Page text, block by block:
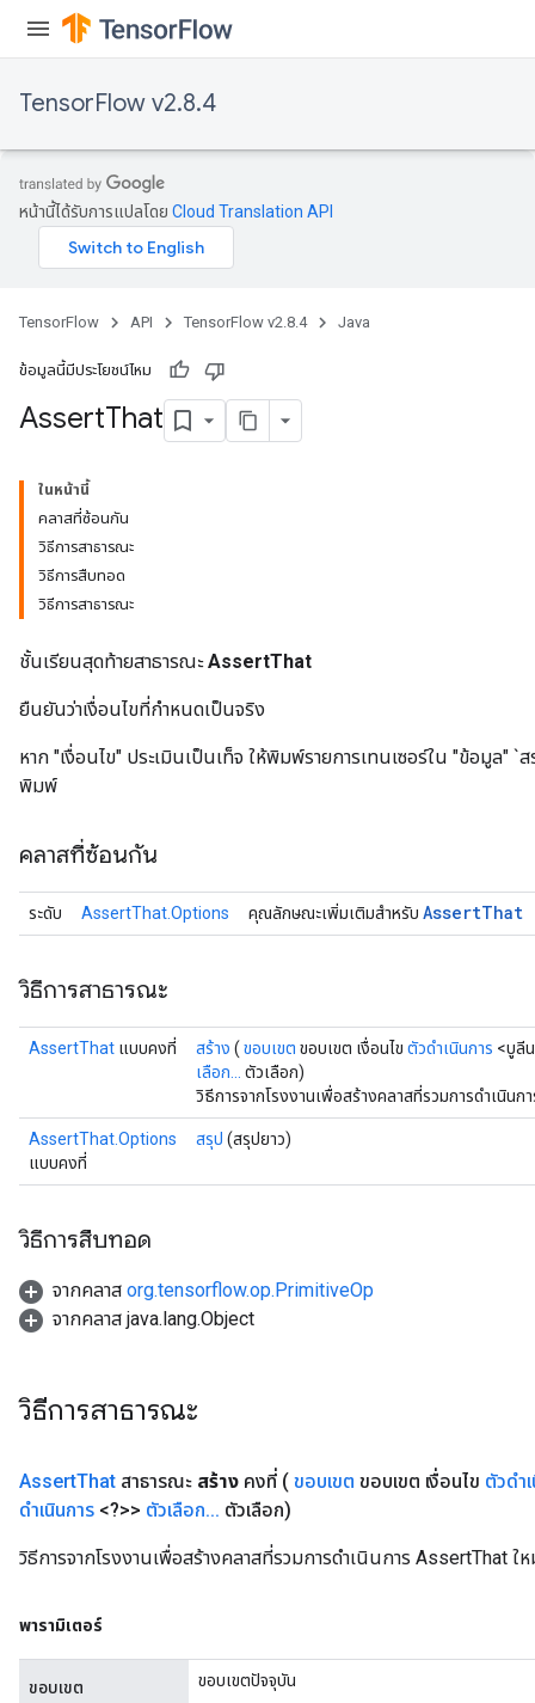
TensorFlow v2.8.4
หน้านี้ได้รับการแปลโดย Cloud Translation API
TensorFlow API TensorFlow v2.8.4 Java
ข้อมูลนี้มีประโยชน์ไหม
AssertThat
ในหน้านี้
คลาสที่ซ้อนกัน
วิธีการสาธารณะ
วิธีการสืบทอด
วิธีการสาธารณะ
ชั้นเรียนสุดท้ายสาธารณะAssertThat
ยืนยันว่าเงื่อนไขที่กำหนดเป็นจริง
หาก "เงื่อนไข" ประเมินเป็นเท็จ ให้พิมพ์รายการเทนเซอร์ใน "ข้อมูล" `
พิมพ์
คลาสที่ซ้อนกัน
ระดับ AssertThat.Options คุณลักษณะเพิ่มเติมสำหรับ AssertThat
วิธีการสาธารณะ
AssertThat แบบคงที่ สร้าง ( ขอบเขต ขอบเขต เงื่อนไข ตัวดำเนินการ <บูลี
เลือก...
ตัวเลือก)
วิธีการจากโรงงานเพื่อสร้างคลาสที่รวมการดำเนินก
AssertThat.Options
แบบคงที่
สรุป (สรุปยาว)
วิธีการสืบทอด
จากคลาส org.tensorflow.op.PrimitiveOp
จากคลาส java.lang.Object
วิธีการสาธารณะ
AssertThat สาธารณะ สร้าง คงที่ ( ขอบเขต ขอบเขต เงื่อนไข ตัวดำ
ดำเนินการ <?>> ตัวเลือก... ตัวเลือก)
วิธีการจากโรงงานเพื่อสร้างคลาสที่รวมการดำเนินการ AssertThat ใ
พารามิเตอร์
ขอบเขต ขอบเขตปัจจุบัน